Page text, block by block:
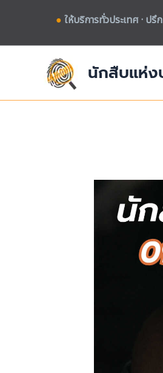
● ให้บริการทั่วประเทศ · ป
นักสืบแห่ง